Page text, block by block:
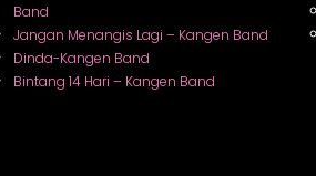
Band
Jangan Menangis Lagi – Kangen Band
Dinda-Kangen Band
Bintang 14 Hari – Kangen Band